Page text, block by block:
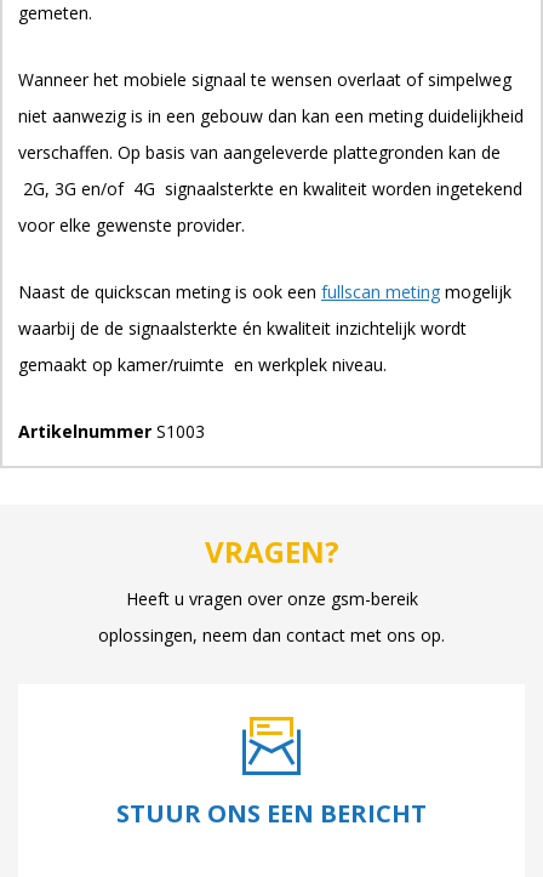
gemeten.
Wanneer het mobiele signaal te wensen overlaat of simpelweg
niet aanwezig is in een gebouw dan kan een meting duidelijkheid
verschaffen. Op basis van aangeleverde plattegronden kan de
2G, 3G en/of 4G signaalsterkte en kwaliteit worden ingetekend
voor elke gewenste provider.
Naast de quickscan meting is ook een fullscan meting mogelijk
waarbij de de signaalsterkte én kwaliteit inzichtelijk wordt
gemaakt op kamer/ruimte en werkplek niveau.
Artikelnummer S1003
VRAGEN?
Heeft u vragen over onze gsm-bereik
oplossingen, neem dan contact met ons op.
STUUR ONS EEN BERICHT